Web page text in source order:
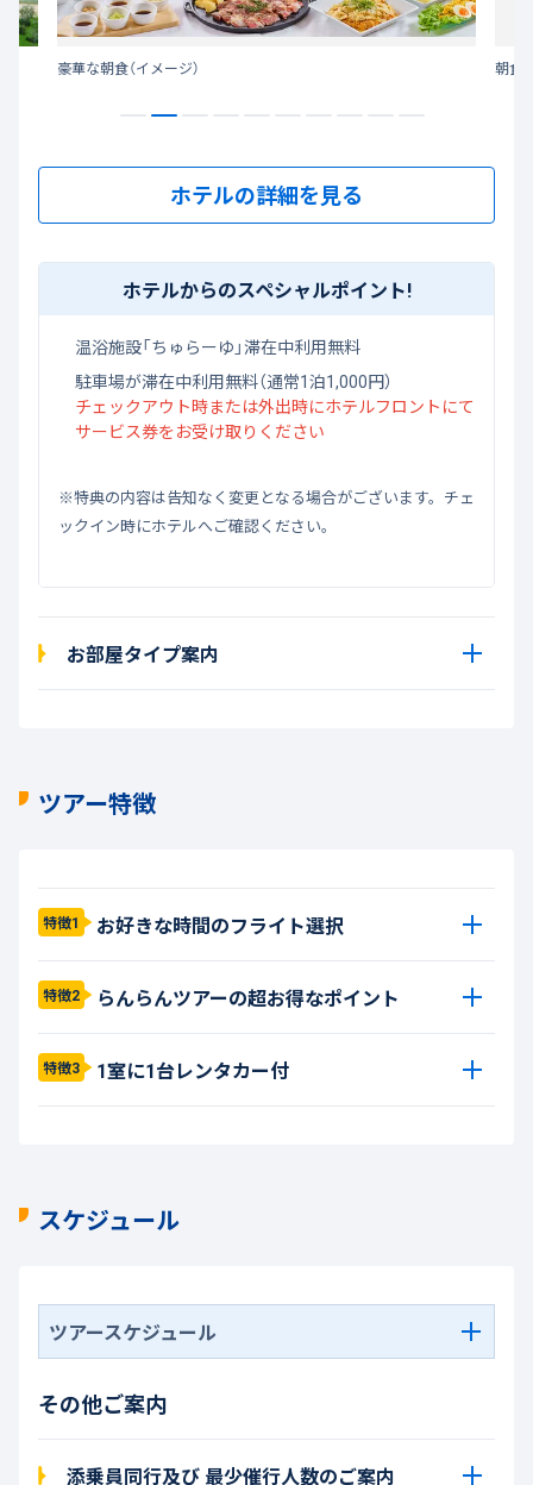
豪華な朝食（イメージ） 朝食
ホテルの詳細を見る
ホテルからのスペシャルポイント!
温浴施設「ちゅらーゆ」滞在中利用無料
駐車場が滞在中利用無料（通常1泊1,000円）
チェックアウト時または外出時にホテルフロントにて
サービス券をお受け取りください
※特典の内容は告知なく変更となる場合がございます。チェ
ックイン時にホテルへご確認ください。
お部屋タイプ案内
ツアー特徴
特徴1 お好きな時間のフライト選択
特徴2 らんらんツアーの超お得なポイント
特徴3 1室に1台レンタカー付
スケジュール
ツアースケジュール
その他ご案内
添乗員同行及び 最少催行人数のご案内